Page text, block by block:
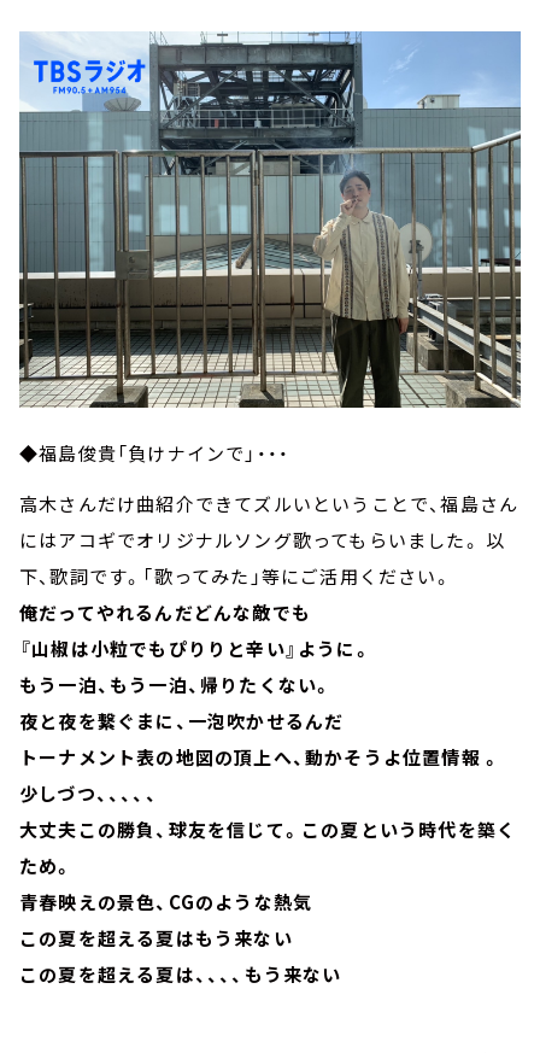
◆福島俊貴「負けナインで」・・・
高木さんだけ曲紹介できてズルいということで、福島さん
にはアコギでオリジナルソング歌ってもらいました。 以
下、歌詞です。「歌ってみた」等にご活用ください。
俺だってやれるんだどんな敵でも
『山椒は小粒でもぴりりと辛い』ように。
もう一泊、もう一泊、帰りたくない。
夜と夜を繋ぐまに、一泡吹かせるんだ
トーナメント表の地図の頂上へ、動かそうよ位置情報 。
少しづつ、、、、、
大丈夫この勝負、球友を信じて。この夏という時代を築く
ため。
青春映えの景色、CGのような熱気
この夏を超える夏はもう来ない
この夏を超える夏は、、、、もう来ない